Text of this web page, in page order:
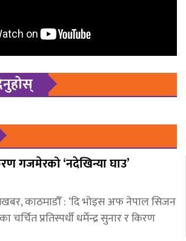
गजमेरको ‘नदेखिन्या घाउ’
काठमाडौँ : ‘दि भोइस अफ नेपाल सिजन
चर्चित प्रतिस्पर्धी धर्मेन्द्र सुनार र किरण